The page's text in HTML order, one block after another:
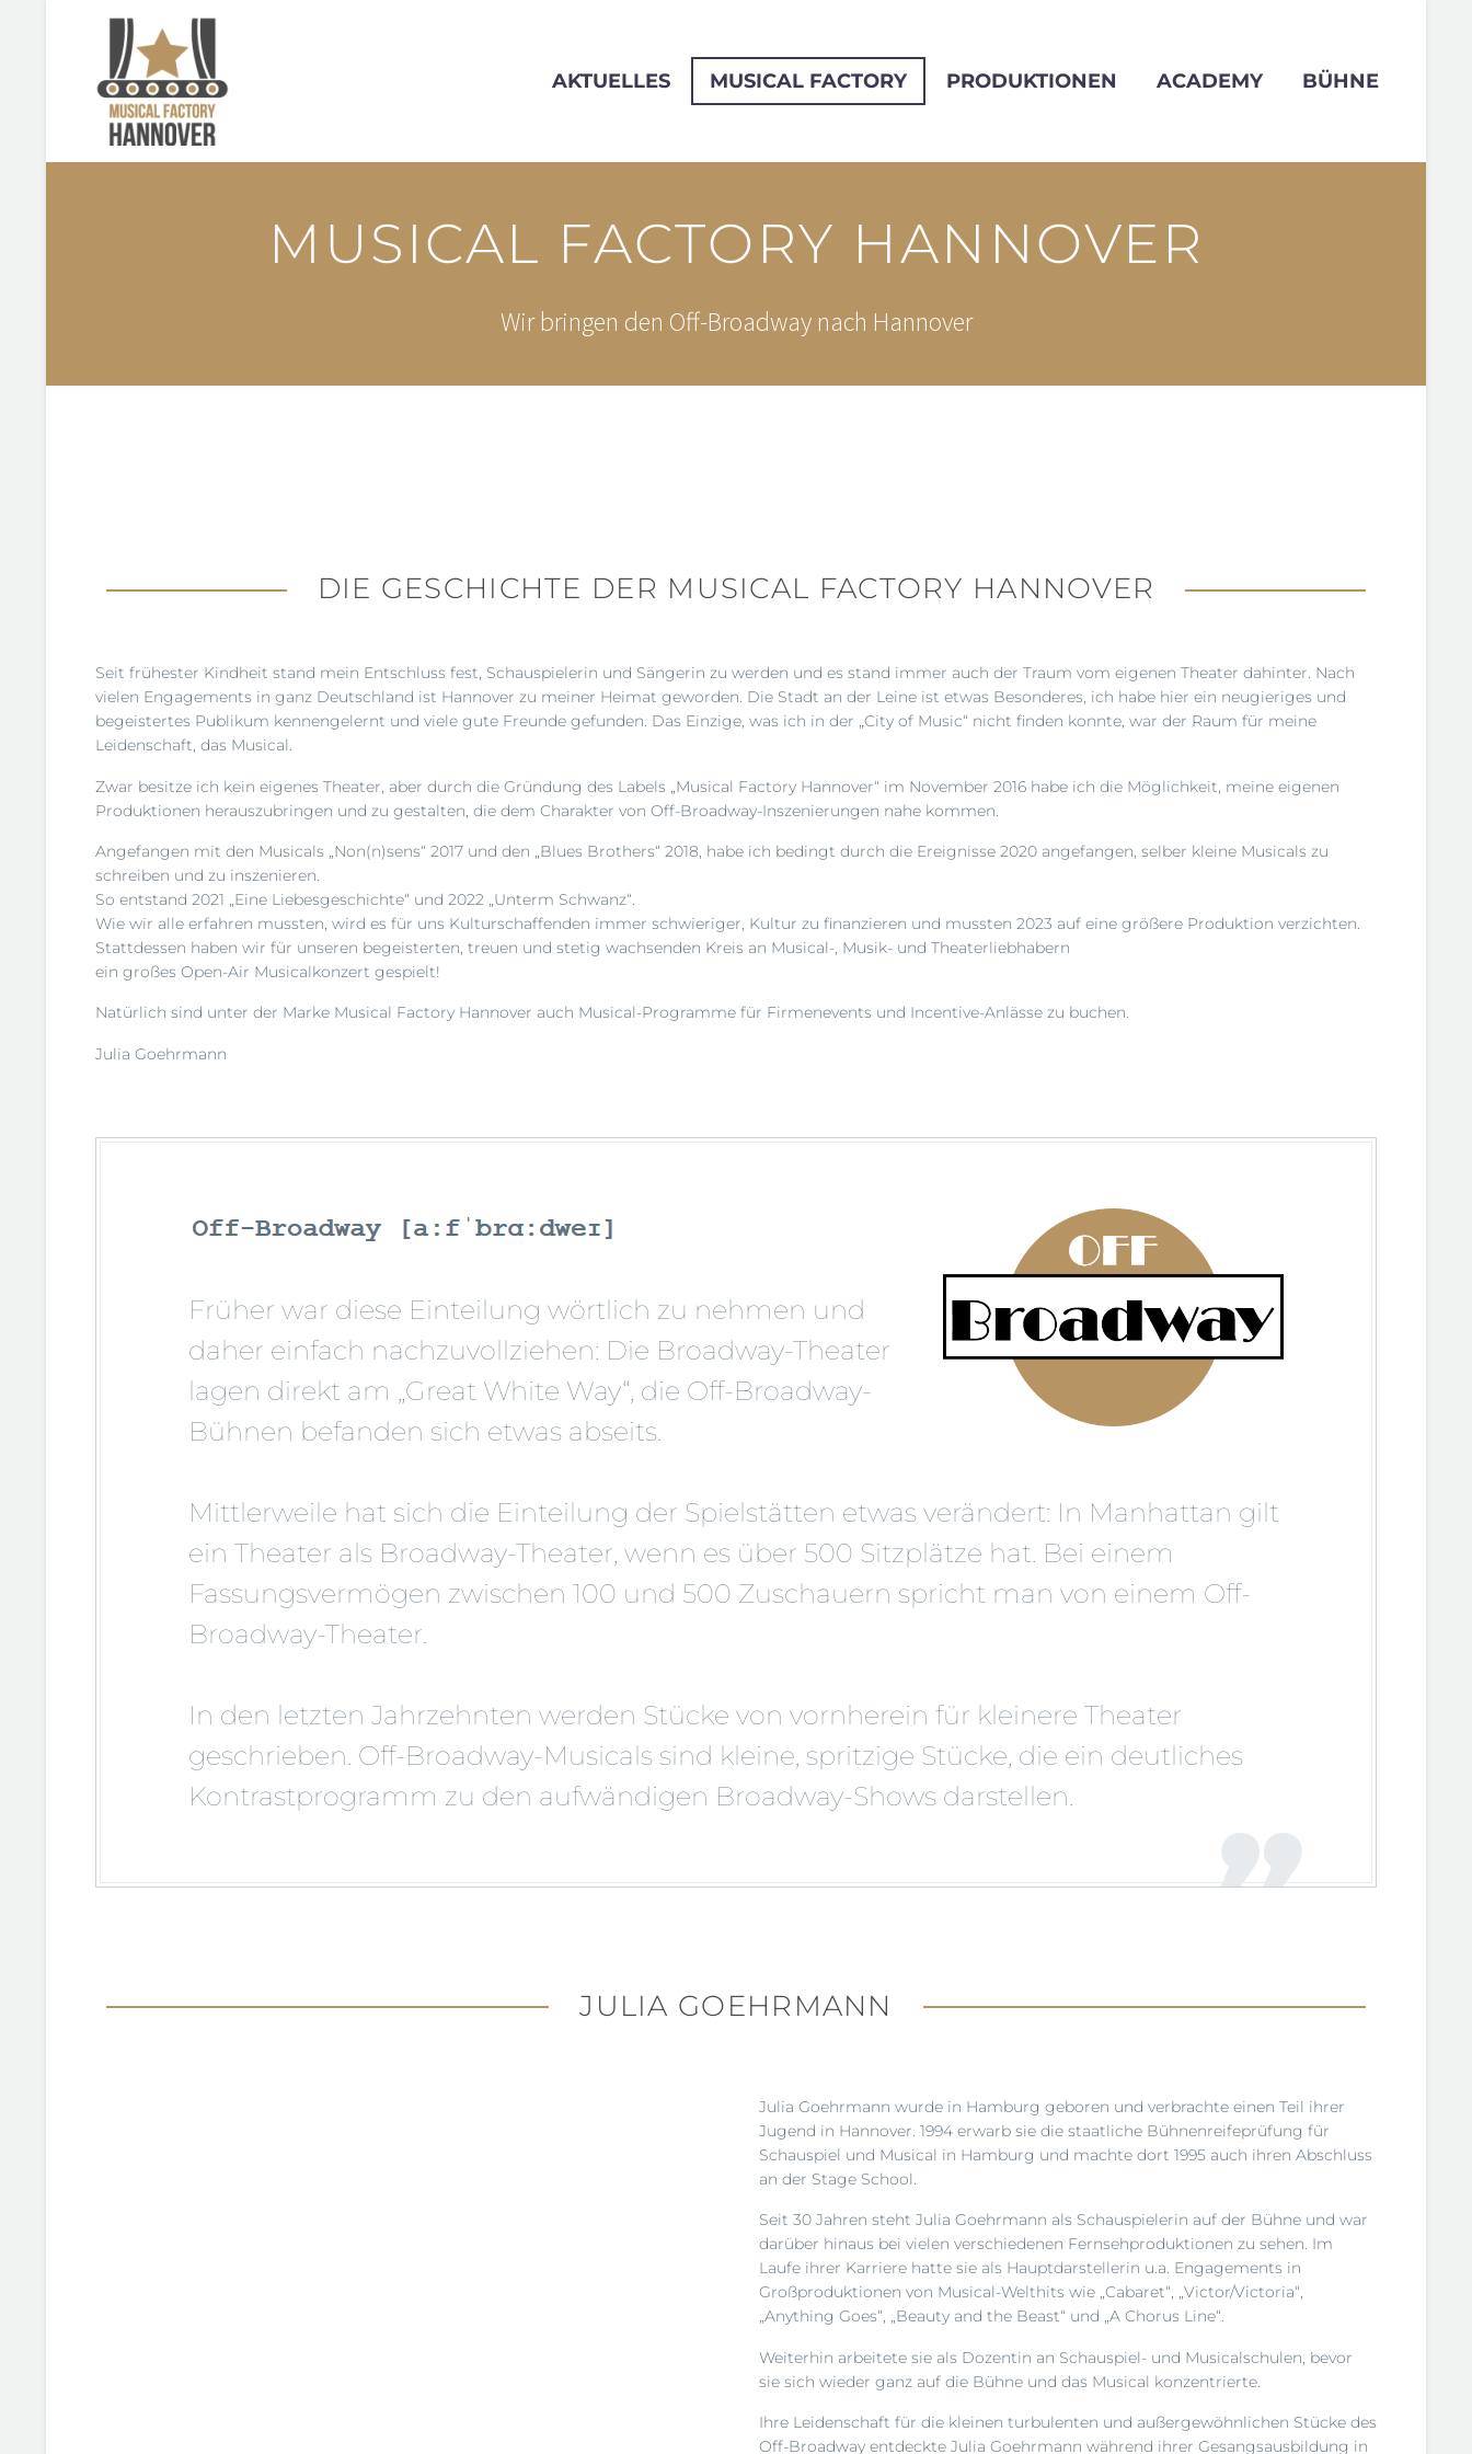
AKTUELLES MUSICAL FACTORY PRODUKTIONEN ACADEMY BÜHNE
MUSICAL FACTORY HANNOVER
Wir bringen den Off-Broadway nach Hannover
DIE GESCHICHTE DER MUSICAL FACTORY HANNOVER
Seit frühester Kindheit stand mein Entschluss fest, Schauspielerin und Sängerin zu werden und es stand immer auch der Traum vom eigenen Theater dahinter. Nach
vielen Engagements in ganz Deutschland ist Hannover zu meiner Heimat geworden. Die Stadt an der Leine ist etwas Besonderes, ich habe hier ein neugieriges und
begeistertes Publikum kennengelernt und viele gute Freunde gefunden. Das Einzige, was ich in der „City of Music“ nicht finden konnte, war der Raum für meine
Leidenschaft, das Musical.
Zwar besitze ich kein eigenes Theater, aber durch die Gründung des Labels „Musical Factory Hannover“ im November 2016 habe ich die Möglichkeit, meine eigenen
Produktionen herauszubringen und zu gestalten, die dem Charakter von Off-Broadway-Inszenierungen nahe kommen.
Angefangen mit den Musicals „Non(n)sens“ 2017 und den „Blues Brothers“ 2018, habe ich bedingt durch die Ereignisse 2020 angefangen, selber kleine Musicals zu
schreiben und zu inszenieren.
So entstand 2021 „Eine Liebesgeschichte“ und 2022 „Unterm Schwanz“.
Wie wir alle erfahren mussten, wird es für uns Kulturschaffenden immer schwieriger, Kultur zu finanzieren und mussten 2023 auf eine größere Produktion verzichten.
Stattdessen haben wir für unseren begeisterten, treuen und stetig wachsenden Kreis an Musical-, Musik- und Theaterliebhabern
ein großes Open-Air Musicalkonzert gespielt!
Natürlich sind unter der Marke Musical Factory Hannover auch Musical-Programme für Firmenevents und Incentive-Anlässe zu buchen.
Julia Goehrmann
Früher war diese Einteilung wörtlich zu nehmen und
daher einfach nachzuvollziehen: Die Broadway-Theater
lagen direkt am „Great White Way“, die Off-Broadway-
Bühnen befanden sich etwas abseits.
Mittlerweile hat sich die Einteilung der Spielstätten etwas verändert: In Manhattan gilt
ein Theater als Broadway-Theater, wenn es über 500 Sitzplätze hat. Bei einem
Fassungsvermögen zwischen 100 und 500 Zuschauern spricht man von einem Off-
Broadway-Theater.
In den letzten Jahrzehnten werden Stücke von vornherein für kleinere Theater
geschrieben. Off-Broadway-Musicals sind kleine, spritzige Stücke, die ein deutliches
Kontrastprogramm zu den aufwändigen Broadway-Shows darstellen.
JULIA GOEHRMANN
Julia Goehrmann wurde in Hamburg geboren und verbrachte einen Teil ihrer
Jugend in Hannover. 1994 erwarb sie die staatliche Bühnenreifeprüfung für
Schauspiel und Musical in Hamburg und machte dort 1995 auch ihren Abschluss
an der Stage School.
Seit 30 Jahren steht Julia Goehrmann als Schauspielerin auf der Bühne und war
darüber hinaus bei vielen verschiedenen Fernsehproduktionen zu sehen. Im
Laufe ihrer Karriere hatte sie als Hauptdarstellerin u.a. Engagements in
Großproduktionen von Musical-Welthits wie „Cabaret“, „Victor/Victoria“,
„Anything Goes“, „Beauty and the Beast“ und „A Chorus Line“.
Weiterhin arbeitete sie als Dozentin an Schauspiel- und Musicalschulen, bevor
sie sich wieder ganz auf die Bühne und das Musical konzentrierte.
Ihre Leidenschaft für die kleinen turbulenten und außergewöhnlichen Stücke des
Off-Broadway entdeckte Julia Goehrmann während ihrer Gesangsausbildung in